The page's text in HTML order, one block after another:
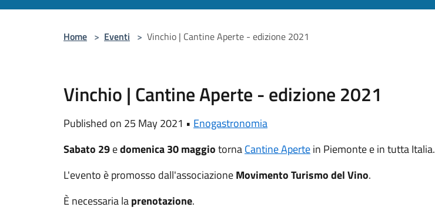
Home > Eventi > Vinchio | Cantine Aperte - edizione 2021
Vinchio | Cantine Aperte - edizione 2021
Published on 25 May 2021 • Enogastronomia
Sabato 29edomenica 30 maggiotornaCantine Apertein Piemonte e in tutta Italia.
L'evento è promosso dall'associazioneMovimento Turismo del Vino.
È necessaria laprenotazione.